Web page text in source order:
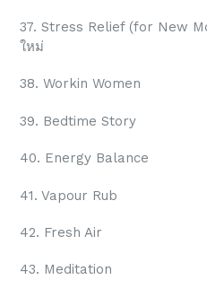
37. Stress Relief (for New
ใหม่
38. Workin Women
39. Bedtime Story เรื่
40. Energy Balance ป
41. Vapour Rub กลิ่น
42. Fresh Air หา
43. Meditation นั่งส